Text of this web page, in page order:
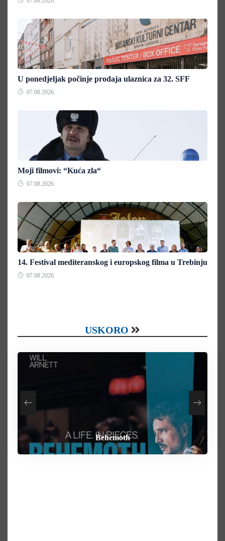
U ponedjeljak počinje prodaja ulaznica za 32. SFF
07.08.2026.
Moji filmovi: “Kuća zla“
07.08.2026.
14. Festival mediteranskog i europskog filma u Trebinju
07.08.2026.
USKORO
Heart of the Beast
Behemoth
How To Rob A Bank
By Any Means